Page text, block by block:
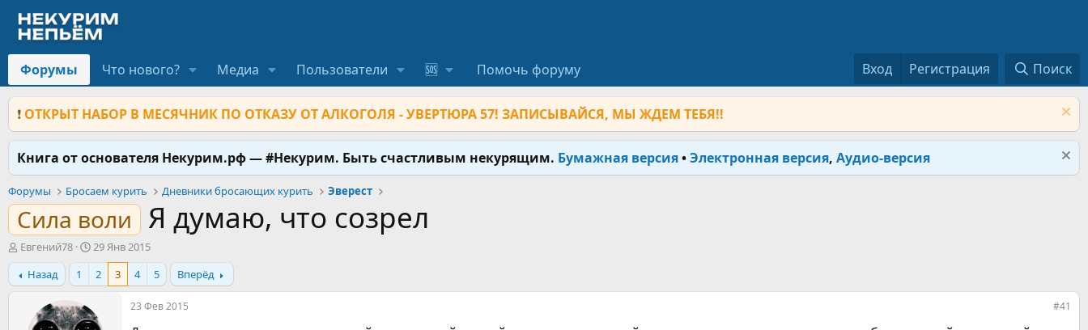
Форумы Что нового? Медиа Пользователи 🆘 Помочь форуму Вход Регистрация Поиск
❗ ОТКРЫТ НАБОР В МЕСЯЧНИК ПО ОТКАЗУ ОТ АЛКОГОЛЯ - УВЕРТЮРА 57! ЗАПИСЫВАЙСЯ, МЫ ЖДЕМ ТЕБЯ!!
Книга от основателя Некурим.рф — #Некурим. Быть счастливым некурящим. Бумажная версия•Электронная версия, Аудио-версия
Форумы Бросаем курить Дневники бросающих курить Эверест
Сила воли Я думаю, что созрел
А
в
т
о
Евгений78
Д
а
т
а
а
29 Янв 2015
Назад
1 2 3 4 5 Вперёд
23 Фев 2015 #41